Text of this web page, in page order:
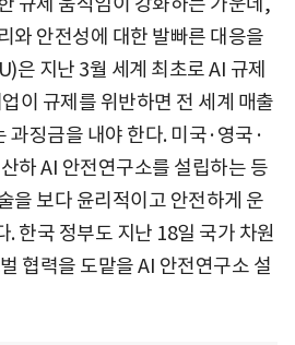
와 안전성에 대한 발빠른 대응을
은 지난 3월 세계 최초로 AI 규제
이 규제를 위반하면 전 세계 매출
과징금을 내야 한다. 미국·영국·
하 AI 안전연구소를 설립하는 등
을 보다 윤리적이고 안전하게 운
. 한국 정부도 지난 18일 국가 차원
협력을 도맡을 AI 안전연구소 설